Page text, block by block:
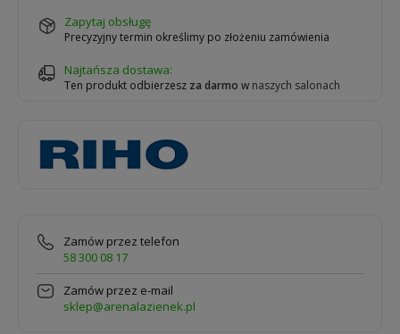
zapytaj obsługę
Precyzyjny termin określimy po złożeniu zamówienia
Najtańsza dostawa:
Ten produkt odbierzesz za darmo w naszych salonach
Zamów przez telefon
58 300 08 17
Zamów przez e-mail
sklep@arenalazienek.pl